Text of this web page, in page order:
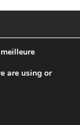
SITE
are using or